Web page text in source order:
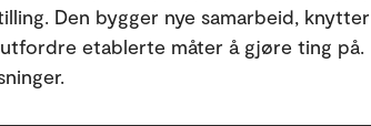
Den bygger nye samarbeid, knytter
etablerte måter å gjøre ting på.